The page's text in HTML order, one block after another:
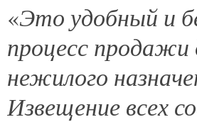
«Это удобный и
процесс
нежилого
Извещение всех